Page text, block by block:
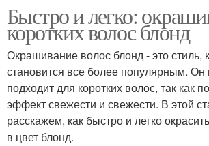
Быстро и легко:
коротких волос блонд
Окрашивание волос блонд - это стиль,
становится все более популярным. Он
подходит для коротких волос, так как
эффект свежести и свежести. В этой
расскажем, как быстро и легко
в цвет блонд.